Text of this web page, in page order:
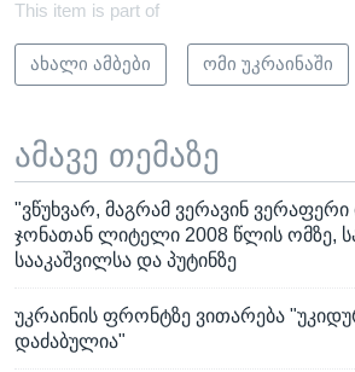
This item is part of
ახალი ამბები ომი უკრაინაში
ამავე თემაზე
"ვწუხვარ, მაგრამ ვერავინ ვერაფერი
ჯონათან ლიტელი 2008 წლის ომზე,
სააკაშვილსა და პუტინზე
უკრაინის ფრონტზე ვითარება
დაძაბულია"